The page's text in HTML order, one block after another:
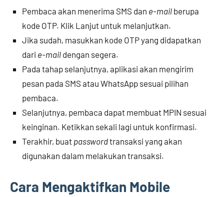
Pembaca akan menerima SMS dan e-mail berupa
kode OTP. Klik Lanjut untuk melanjutkan.
Jika sudah, masukkan kode OTP yang didapatkan
dari e-mail dengan segera.
Pada tahap selanjutnya, aplikasi akan mengirim
pesan pada SMS atau WhatsApp sesuai pilihan
pembaca.
Selanjutnya, pembaca dapat membuat MPIN sesuai
keinginan. Ketikkan sekali lagi untuk konfirmasi.
Terakhir, buat passwordtransaksi yang akan
digunakan dalam melakukan transaksi.
Cara Mengaktifkan Mobile